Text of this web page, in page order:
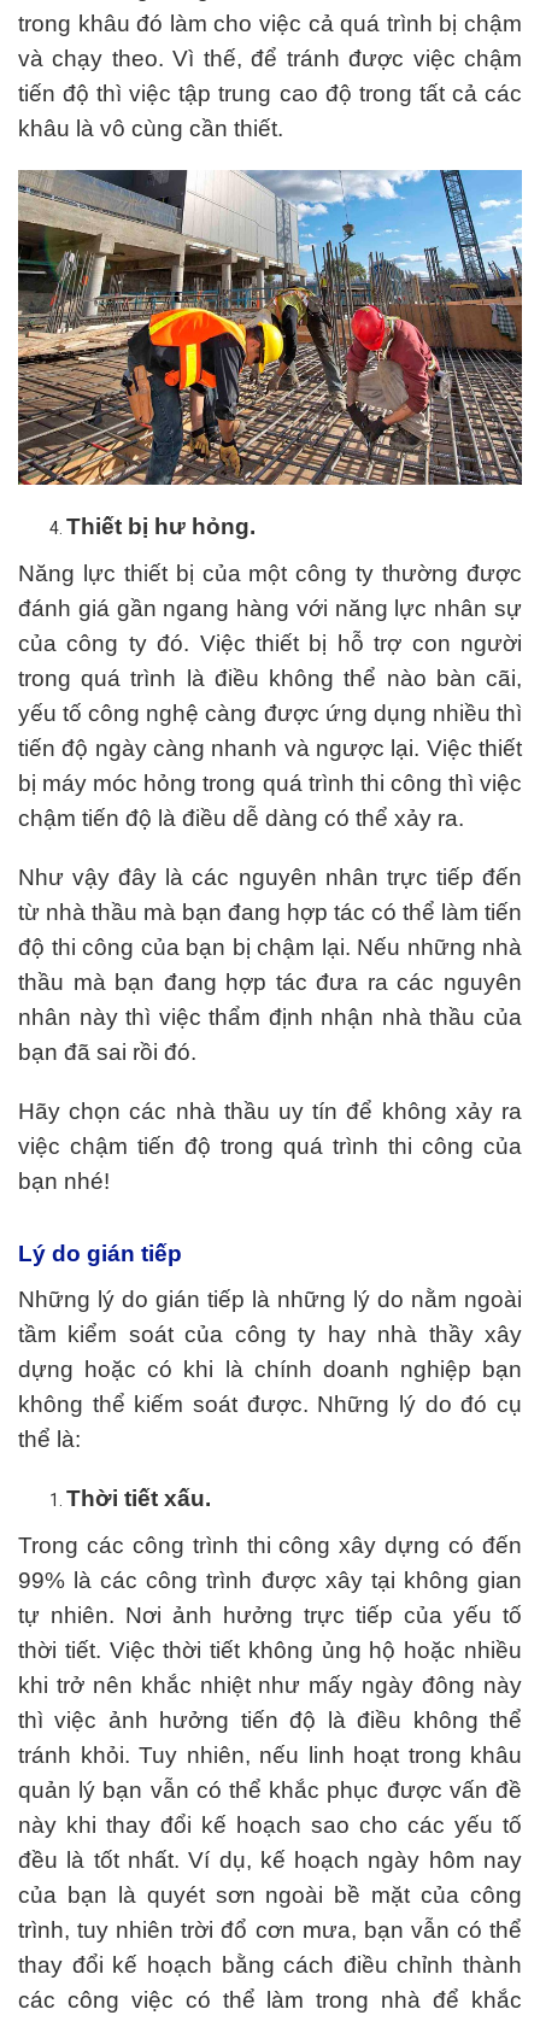
trong khâu đó làm cho việc cả quá trình bị chậm
và chạy theo. Vì thế, để tránh được việc chậm
tiến độ thì việc tập trung cao độ trong tất cả các
khâu là vô cùng cần thiết.
Thiết bị hư hỏng.
Năng lực thiết bị của một công ty thường được
đánh giá gần ngang hàng với năng lực nhân sự
của công ty đó. Việc thiết bị hỗ trợ con người
trong quá trình là điều không thể nào bàn cãi,
yếu tố công nghệ càng được ứng dụng nhiều thì
tiến độ ngày càng nhanh và ngược lại. Việc thiết
bị máy móc hỏng trong quá trình thi công thì việc
chậm tiến độ là điều dễ dàng có thể xảy ra.
Như vậy đây là các nguyên nhân trực tiếp đến
từ nhà thầu mà bạn đang hợp tác có thể làm tiến
độ thi công của bạn bị chậm lại. Nếu những nhà
thầu mà bạn đang hợp tác đưa ra các nguyên
nhân này thì việc thẩm định nhận nhà thầu của
bạn đã sai rồi đó.
Hãy chọn các nhà thầu uy tín để không xảy ra
việc chậm tiến độ trong quá trình thi công của
bạn nhé!
Lý do gián tiếp
Những lý do gián tiếp là những lý do nằm ngoài
tầm kiểm soát của công ty hay nhà thầy xây
dựng hoặc có khi là chính doanh nghiệp bạn
không thể kiếm soát được. Những lý do đó cụ
thể là:
Thời tiết xấu.
Trong các công trình thi công xây dựng có đến
99% là các công trình được xây tại không gian
tự nhiên. Nơi ảnh hưởng trực tiếp của yếu tố
thời tiết. Việc thời tiết không ủng hộ hoặc nhiều
khi trở nên khắc nhiệt như mấy ngày đông này
thì việc ảnh hưởng tiến độ là điều không thể
tránh khỏi. Tuy nhiên, nếu linh hoạt trong khâu
quản lý bạn vẫn có thể khắc phục được vấn đề
này khi thay đổi kế hoạch sao cho các yếu tố
đều là tốt nhất. Ví dụ, kế hoạch ngày hôm nay
của bạn là quyét sơn ngoài bề mặt của công
trình, tuy nhiên trời đổ cơn mưa, bạn vẫn có thể
thay đổi kế hoạch bằng cách điều chỉnh thành
các công việc có thể làm trong nhà để khắc